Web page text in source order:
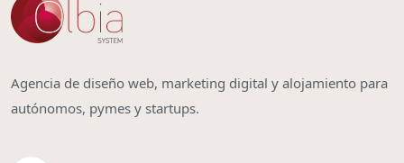
Agencia de diseño web, marketing digital y alojamiento para
autónomos, pymes y startups.